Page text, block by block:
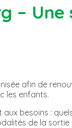
–
afin de
les enfants.
besoins :
de la